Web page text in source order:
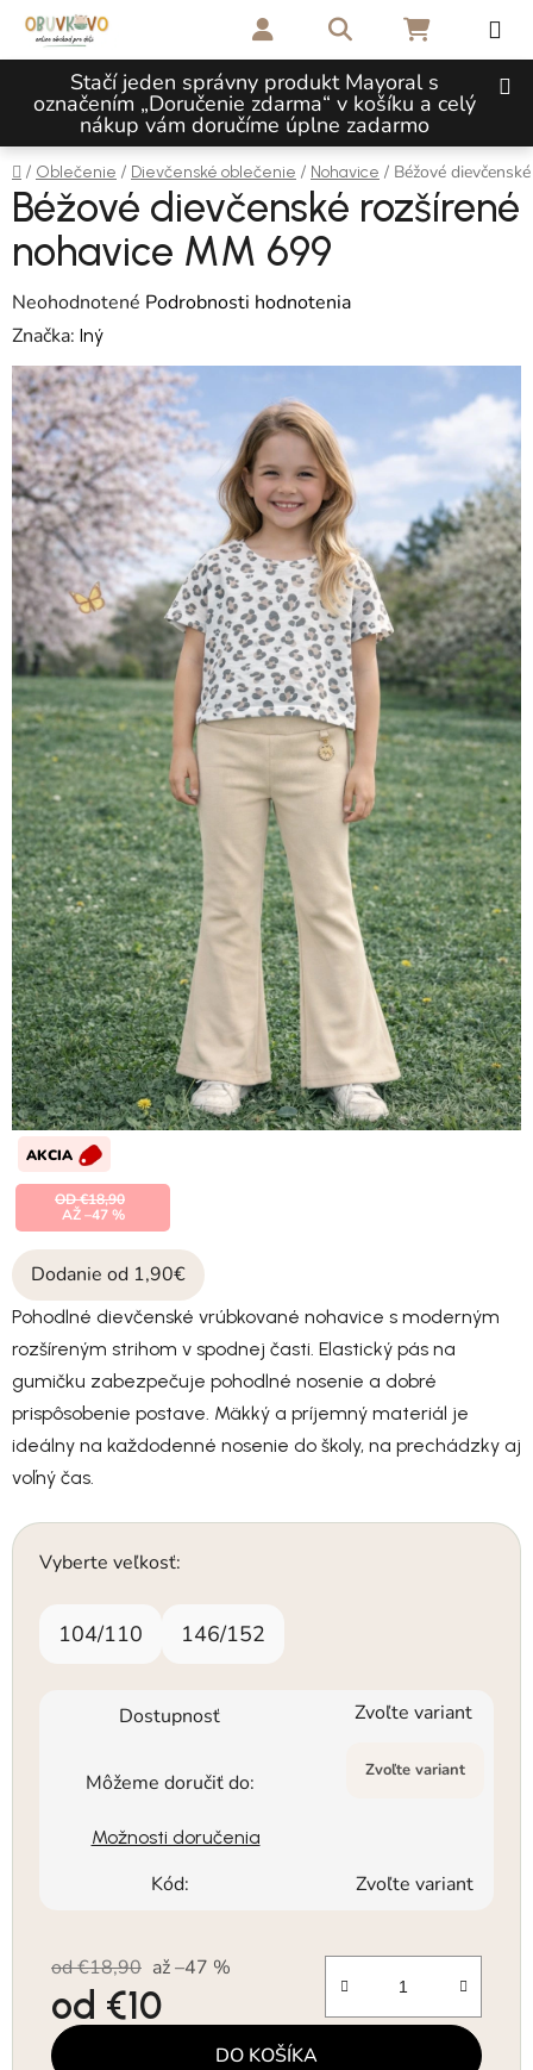
Prejsť na obsah
Stačí jeden správny produkt Mayoral s
označením „Doručenie zdarma“ v košíku a celý
nákup vám doručíme úplne zadarmo
Hľadať NÁKUPNÝ
Domov
/ Oblečenie / Dievčenské oblečenie / Nohavice / Béžové
Dodanie od 1,90€
Pohodlné dievčenské vrúbkované nohavice s moderným
rozšíreným strihom v spodnej časti. Elastický pás na
gumičku zabezpečuje pohodlné nosenie a dobré
prispôsobenie postave. Mäkký a príjemný materiál je
ideálny na každodenné nosenie do školy, na prechádzky aj
voľný čas.
Vyberte veľkosť:
104/110 146/152
Dostupnosť Zvoľte variant
Môžeme doručiť do: Zvoľte variant
Možnosti doručenia
Kód: Zvoľte variant
od €18,90 až –47 %
od €10
Jednotková cena: DO KOŠÍKA
Béžové dievčenské rozšírené
nohavice MM 699
Priemerné hodnotenie produktu je 0,0 z 5 hviezdičiek.
Neohodnotené Podrobnosti hodnotenia
Značka: Iný
AKCIA
OD €18,90
AŽ –47 %